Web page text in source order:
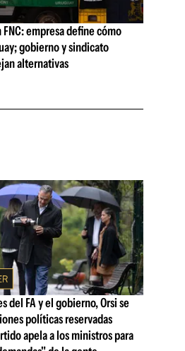
FNC: empresa define cómo
gobierno y sindicato
alternativas
del FA y el gobierno, Orsi se
políticas reservadas
apela a los ministros para